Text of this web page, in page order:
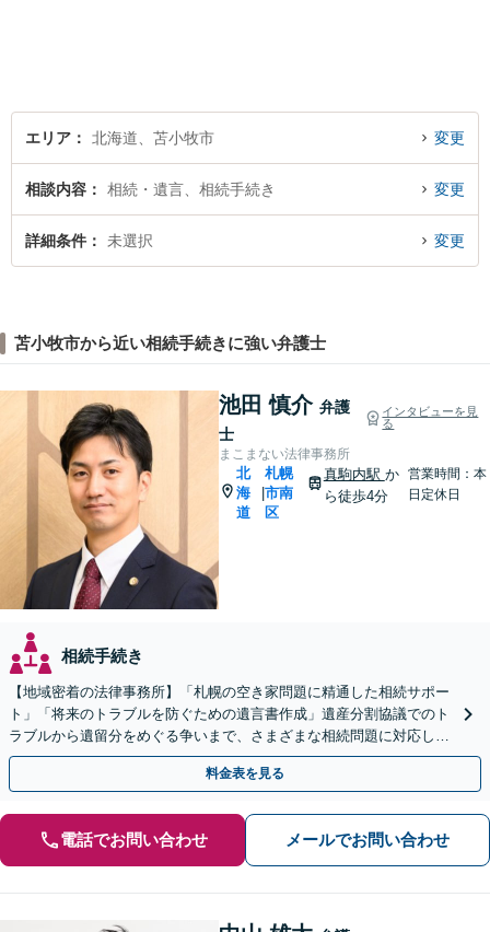
エリア 北海道、苫小牧市 変更
相談内容 相続・遺言、相続手続き 変更
詳細条件 未選択 変更
苫小牧市から近い相続手続きに強い弁護士
池田 慎介 弁護
士
インタビューを見
る
まこまない法律事務所
北
海
道
札幌
市南
区
真駒内駅 か
ら徒歩4分
営業時間：本
日定休日
相続手続き
【地域密着の法律事務所】「札幌の空き家問題に精通した相続サポー
ト」「将来のトラブルを防ぐための遺言書作成」遺産分割協議でのト
ラブルから遺留分をめぐる争いまで、さまざまな相続問題に対応して
います「アクセス良好・WEB面談対応で安心の相談」
料金表を見る
電話でお問い合わせ メールでお問い合わせ